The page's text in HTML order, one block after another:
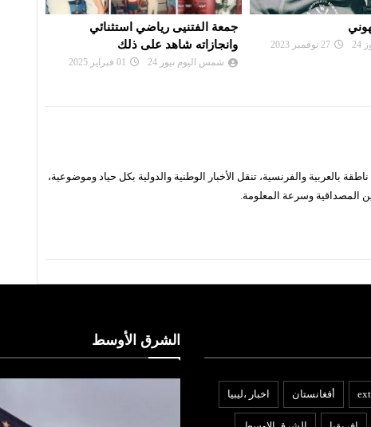
استثنائي
على ذلك
بعد غياب الدعم الدولي ...هل انتهى
الدبيبة ؟
شمس اليوم نيوز 24 22 فبراير 2024
بالعربية والفرنسية، تنقل الأخبار الوطنية والدولية بكل حياد وموضوعية،
المصداقية وسرعة المعلومة.
أفغانستان اخبار ،ليبيا
الشرق الأوسط